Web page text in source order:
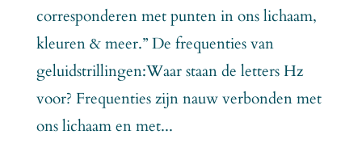
corresponderen met punten in ons lichaam,
kleuren & meer.” De frequenties van
geluidstrillingen:Waar staan de letters Hz
voor? Frequenties zijn nauw verbonden met
ons lichaam en met...